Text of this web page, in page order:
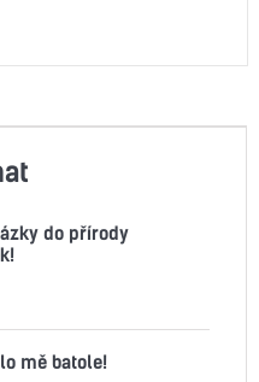
do přírody
mě batole!